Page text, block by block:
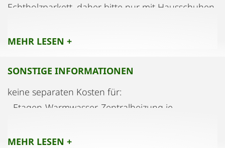
Echtholzparkett, daher bitte nur mit Hausschuhen
Im Sinne der übrigen Hausbewohner soll sich die
MEHR LESEN +
SONSTIGE INFORMATIONEN
keine separaten Kosten für:
- Etagen-Warmwasser-Zentralheizung je
- Strom, Kabel-TV und Internet mit WLAN
MEHR LESEN +